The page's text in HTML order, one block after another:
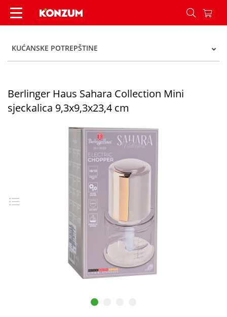
Berlinger Haus Sahara Collection Mini sjeckalica
KUĆANSKE POTREPŠTINE
Berlinger Haus Sahara Collection Mini
sjeckalica 9,3x9,3x23,4 cm